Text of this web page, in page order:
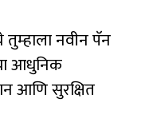
तुम्हाला नवीन पॅन
आधुनिक
आणि सुरक्षित